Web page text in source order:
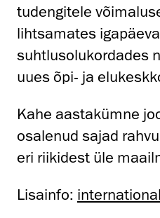
tudengitele
lihtsamates
suhtlusolukordades
uues õpi- ja
Kahe aastakümne
osalenud sajad
eri riikidest üle
Lisainfo: